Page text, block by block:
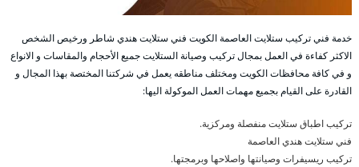
خدمة فني تركيب ستلايت العاصمة الكويت فني ستلايت هندي شاطر ورخيص الشخص
الاكثر كفاءة في العمل بمجال تركيب وصيانة الستلايت جميع الأحجام والمقاسات و الانواع
و في كافة محافظات الكويت ومختلف مناطقه يعمل في شركتنا المختصة بهذا المجال و
القادرة على القيام بجميع مهمات العمل الموكولة اليها:
تركيب اطباق ستلايت منفصلة ومركزية.
فني ستلايت هندي العاصمة
تركيب ريسيفرات وصيانتها واصلاحها وبرمجتها.